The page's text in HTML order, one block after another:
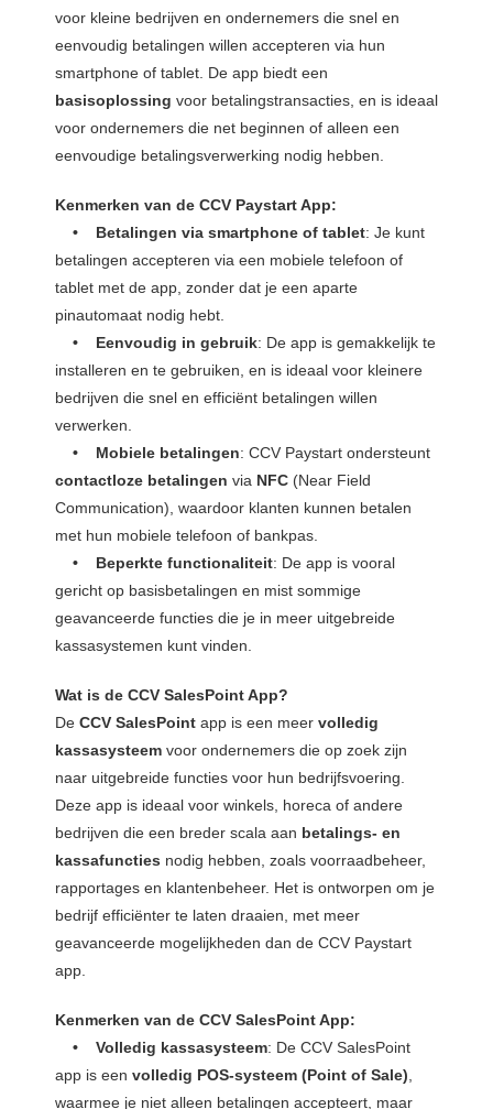
voor kleine bedrijven en ondernemers die snel en
eenvoudig betalingen willen accepteren via hun
smartphone of tablet. De app biedt een
basisoplossing voor betalingstransacties, en is ideaal
voor ondernemers die net beginnen of alleen een
eenvoudige betalingsverwerking nodig hebben.
Kenmerken van de CCV Paystart App:
• Betalingen via smartphone of tablet: Je kunt
betalingen accepteren via een mobiele telefoon of
tablet met de app, zonder dat je een aparte
pinautomaat nodig hebt.
• Eenvoudig in gebruik: De app is gemakkelijk te
installeren en te gebruiken, en is ideaal voor kleinere
bedrijven die snel en efficiënt betalingen willen
verwerken.
• Mobiele betalingen: CCV Paystart ondersteunt
contactloze betalingen via NFC (Near Field
Communication), waardoor klanten kunnen betalen
met hun mobiele telefoon of bankpas.
• Beperkte functionaliteit: De app is vooral
gericht op basisbetalingen en mist sommige
geavanceerde functies die je in meer uitgebreide
kassasystemen kunt vinden.
Wat is de CCV SalesPoint App?
De CCV SalesPoint app is een meer volledig
kassasysteem voor ondernemers die op zoek zijn
naar uitgebreide functies voor hun bedrijfsvoering.
Deze app is ideaal voor winkels, horeca of andere
bedrijven die een breder scala aan betalings- en
kassafuncties nodig hebben, zoals voorraadbeheer,
rapportages en klantenbeheer. Het is ontworpen om je
bedrijf efficiënter te laten draaien, met meer
geavanceerde mogelijkheden dan de CCV Paystart
app.
Kenmerken van de CCV SalesPoint App:
• Volledig kassasysteem: De CCV SalesPoint
app is een volledig POS-systeem (Point of Sale)
waarmee je niet alleen betalingen accepteert, maar
van